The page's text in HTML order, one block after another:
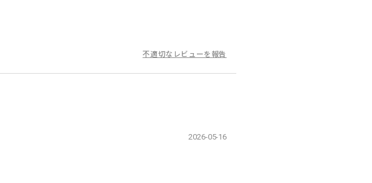
不適切なレビューを報告
2026-05-16